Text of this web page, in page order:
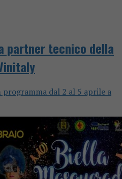
partner tecnico della
programma dal 2 al 5 aprile a